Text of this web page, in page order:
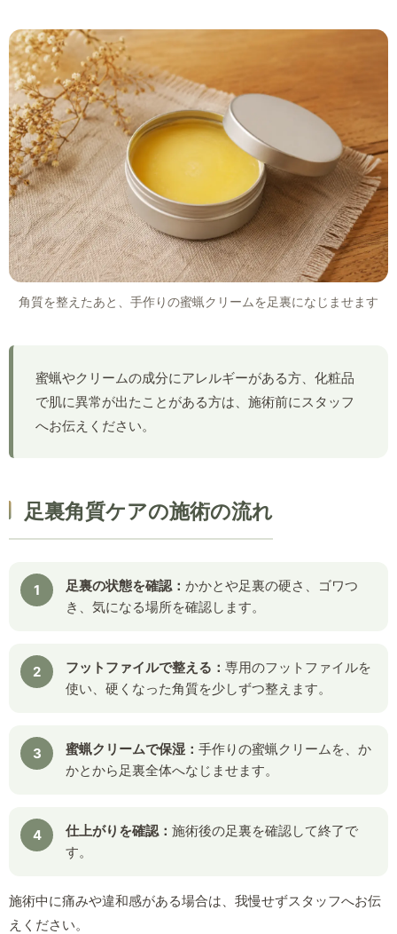
角質を整えたあと、手作りの蜜蝋クリームを足裏になじませます
蜜蝋やクリームの成分にアレルギーがある方、化粧品
で肌に異常が出たことがある方は、施術前にスタッフ
へお伝えください。
足裏角質ケアの施術の流れ
足裏の状態を確認： かかとや足裏の硬さ、ゴワつ
き、気になる場所を確認します。
フットファイルで整える： 専用のフットファイルを
使い、硬くなった角質を少しずつ整えます。
蜜蝋クリームで保湿： 手作りの蜜蝋クリームを、か
かとから足裏全体へなじませます。
仕上がりを確認： 施術後の足裏を確認して終了で
す。
施術中に痛みや違和感がある場合は、我慢せずスタッフへお伝
えください。